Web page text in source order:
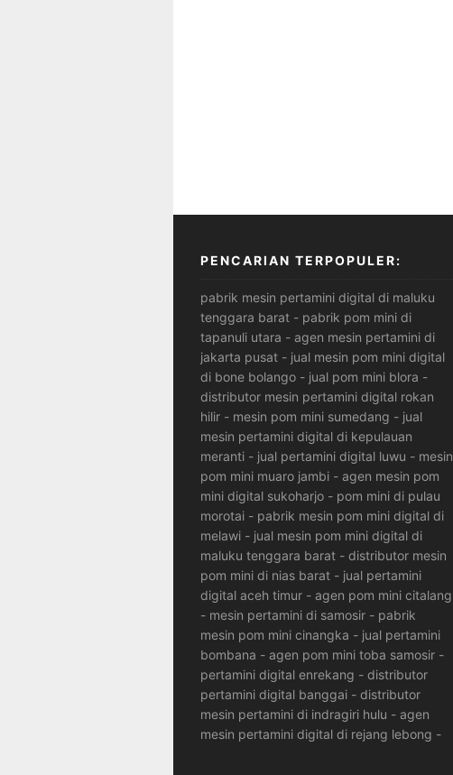
PENCARIAN TERPOPULER:
pabrik mesin pertamini digital di maluku
tenggara barat - pabrik pom mini di
tapanuli utara - agen mesin pertamini di
jakarta pusat - jual mesin pom mini digital
di bone bolango - jual pom mini blora -
distributor mesin pertamini digital rokan
hilir - mesin pom mini sumedang - jual
mesin pertamini digital di kepulauan
meranti - jual pertamini digital luwu - mesin
pom mini muaro jambi - agen mesin pom
mini digital sukoharjo - pom mini di pulau
morotai - pabrik mesin pom mini digital di
melawi - jual mesin pom mini digital di
maluku tenggara barat - distributor mesin
pom mini di nias barat - jual pertamini
digital aceh timur - agen pom mini citalang
- mesin pertamini di samosir - pabrik
mesin pom mini cinangka - jual pertamini
bombana - agen pom mini toba samosir -
pertamini digital enrekang - distributor
pertamini digital banggai - distributor
mesin pertamini di indragiri hulu - agen
mesin pertamini digital di rejang lebong -